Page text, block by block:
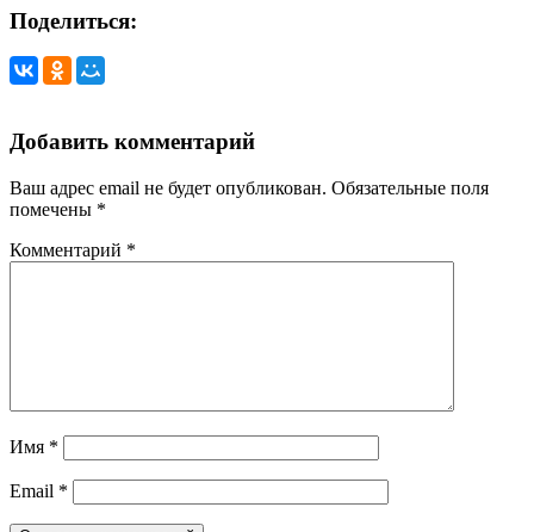
Поделиться:
Добавить комментарий
Ваш адрес email не будет опубликован. Обязательные поля
помечены *
Комментарий *
Имя *
Email *